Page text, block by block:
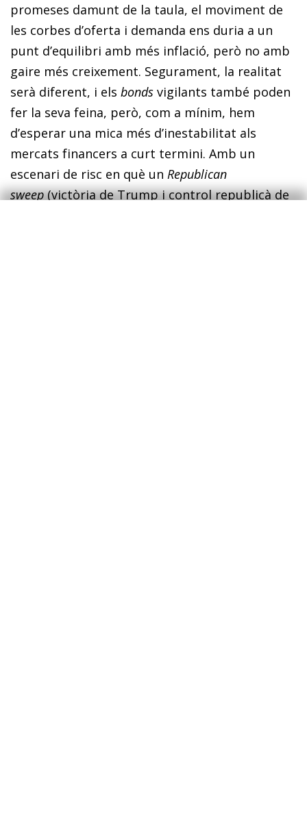
promeses damunt de la taula, el moviment de
les corbes d’oferta i demanda ens duria a un
punt d’equilibri amb més inflació, però no amb
gaire més creixement. Segurament, la realitat
serà diferent, i els bonds vigilants també poden
fer la seva feina, però, com a mínim, hem
d’esperar una mica més d’inestabilitat als
mercats financers a curt termini. Amb un
escenari de risc en què un Republican
sweep(victòria de Trump i control republicà de